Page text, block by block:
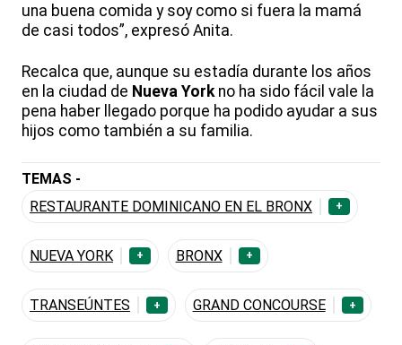
una buena comida y soy como si fuera la mamá
de casi todos”, expresó Anita.
Recalca que, aunque su estadía durante los años
en la ciudad de Nueva York no ha sido fácil vale la
pena haber llegado porque ha podido ayudar a sus
hijos como también a su familia.
TEMAS -
RESTAURANTE DOMINICANO EN EL BRONX
+
NUEVA YORK + BRONX +
TRANSEÚNTES + GRAND CONCOURSE +